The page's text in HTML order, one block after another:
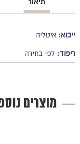
תיאור
ייבוא: איטליה
ריפוד: לפי בחירה
מוצרים